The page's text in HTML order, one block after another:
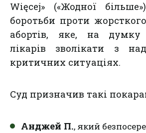
Więcej» («Жодної
боротьби проти
абортів, яке, на думку
лікарів зволікати з
критичних ситуаціях.
Суд призначив такі
Анджей П., який